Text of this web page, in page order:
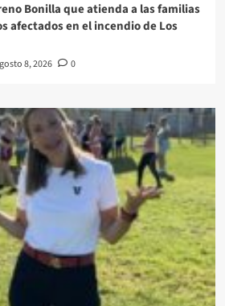
Bonilla que atienda a las familias
afectados en el incendio de Los
8, 2026 0